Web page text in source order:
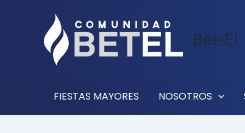
Bet-El
FIESTAS MAYORES NOSOTROS